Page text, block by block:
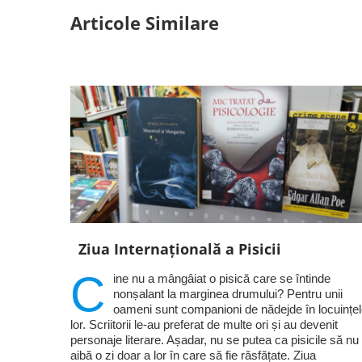
Articole Similare
Ziua Internațională a Pisicii
C
ine nu a mângâiat o pisică care se întinde
nonșalant la marginea drumului? Pentru unii
oameni sunt companioni de nădejde în
lor. Scriitorii le-au preferat de multe ori și au devenit
personaje literare. Așadar, nu se putea ca pisicile să nu
aibă o zi doar a lor în care să fie răsfățate. Ziua